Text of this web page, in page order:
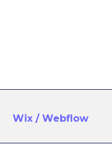
Wix / Webflow